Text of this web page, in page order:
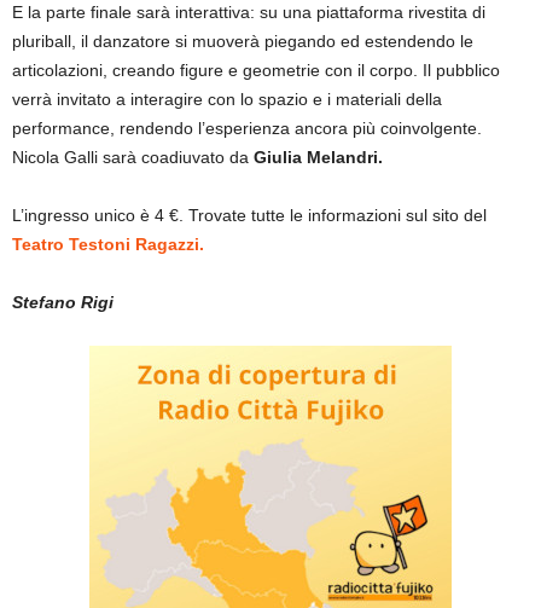
E la parte finale sarà interattiva: su una piattaforma rivestita di
pluriball, il danzatore si muoverà piegando ed estendendo le
articolazioni, creando figure e geometrie con il corpo. Il pubblico
verrà invitato a interagire con lo spazio e i materiali della
performance, rendendo l’esperienza ancora più coinvolgente.
Nicola Galli sarà coadiuvato da Giulia Melandri.
L’ingresso unico è 4 €. Trovate tutte le informazioni sul sito del
Teatro Testoni Ragazzi.
Stefano Rigi